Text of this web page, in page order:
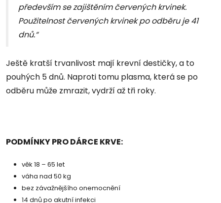
především se zajištěním červených krvinek.
Použitelnost červených krvinek po odběru je 41
dnů.“
Ještě kratší trvanlivost mají krevní destičky, a to
pouhých 5 dnů. Naproti tomu plasma, která se po
odběru může zmrazit, vydrží až tři roky.
PODMÍNKY PRO DÁRCE KRVE:
věk 18 – 65 let
váha nad 50 kg
bez závažnějšího onemocnění
14 dnů po akutní infekci